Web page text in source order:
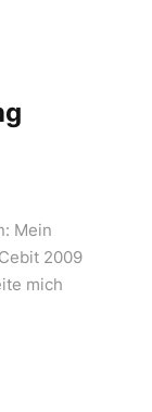
Mein
2009
mich